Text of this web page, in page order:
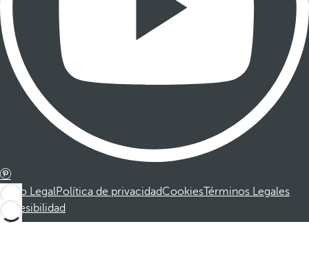
Aviso LegalPolítica de privacidadCookiesTérminos Legales
Accesibilidad